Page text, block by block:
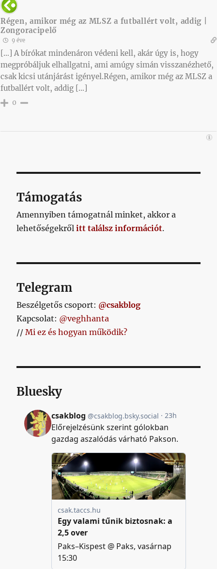
Régen, amikor még az MLSZ a futballért volt, addig |
Zongoracipelő
9 éve
[…] A bírókat mindenáron védeni kell, akár úgy is, hogy
megpróbáljuk elhallgatni, ami amúgy simán visszanézhető,
csak kicsi utánjárást igényel.Régen, amikor még az MLSZ a
futballért volt, addig […]
0
Támogatás
Amennyiben támogatnál minket, akkor a
lehetőségekrőlitt találsz információt.
Telegram
Beszélgetős csoport: @csakblog
Kapcsolat: @veghhanta
//Mi ez és hogyan működik?
Bluesky